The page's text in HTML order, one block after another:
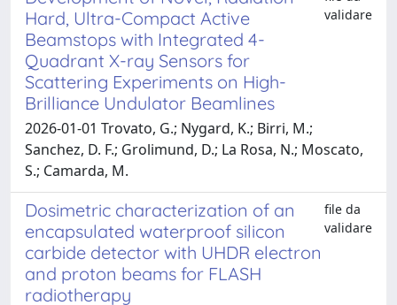
Hard, Ultra-Compact Active
Beamstops with Integrated 4-
Quadrant X-ray Sensors for
Scattering Experiments on High-
Brilliance Undulator Beamlines
validare
2026-01-01 Trovato, G.; Nygard, K.; Birri, M.;
Sanchez, D. F.; Grolimund, D.; La Rosa, N.; Moscato,
S.; Camarda, M.
Dosimetric characterization of an
encapsulated waterproof silicon
carbide detector with UHDR electron
and proton beams for FLASH
radiotherapy
file da
validare